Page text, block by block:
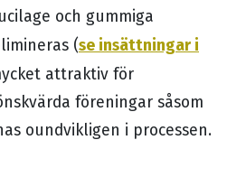
och gummiga
(se insättningar i
attraktiv för
föreningar såsom
oundvikligen i processen.